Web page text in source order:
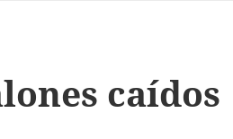
caídos